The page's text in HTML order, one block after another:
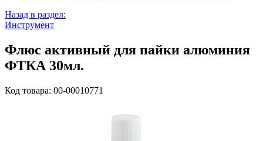
Назад в раздел:
Инструмент
Флюс активный для пайки алюминия
ФТКА 30мл.
Код товара: 00-00010771